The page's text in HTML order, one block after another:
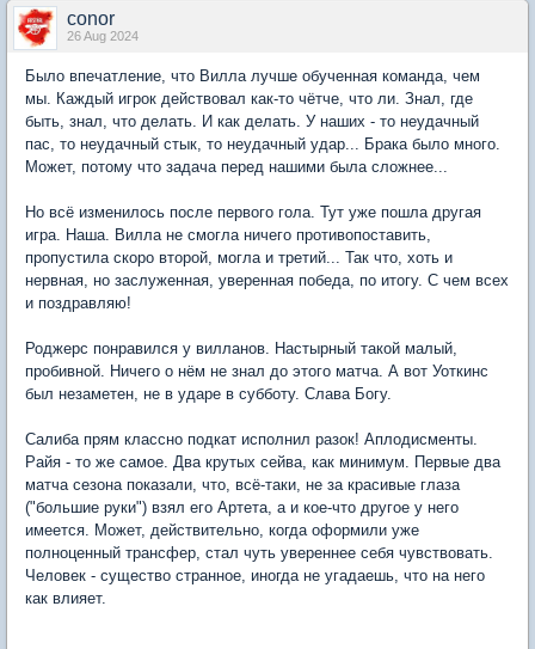
conor
26 Aug 2024
Было впечатление, что Вилла лучше обученная команда, чем
мы. Каждый игрок действовал как-то чётче, что ли. Знал, где
быть, знал, что делать. И как делать. У наших - то неудачный
пас, то неудачный стык, то неудачный удар... Брака было много.
Может, потому что задача перед нашими была сложнее...
Но всё изменилось после первого гола. Тут уже пошла другая
игра. Наша. Вилла не смогла ничего противопоставить,
пропустила скоро второй, могла и третий... Так что, хоть и
нервная, но заслуженная, уверенная победа, по итогу. С чем всех
и поздравляю!
Роджерс понравился у вилланов. Настырный такой малый,
пробивной. Ничего о нём не знал до этого матча. А вот Уоткинс
был незаметен, не в ударе в субботу. Слава Богу.
Салиба прям классно подкат исполнил разок! Аплодисменты.
Райя - то же самое. Два крутых сейва, как минимум. Первые два
матча сезона показали, что, всё-таки, не за красивые глаза
("большие руки") взял его Артета, а и кое-что другое у него
имеется. Может, действительно, когда оформили уже
полноценный трансфер, стал чуть увереннее себя чувствовать.
Человек - существо странное, иногда не угадаешь, что на него
как влияет.